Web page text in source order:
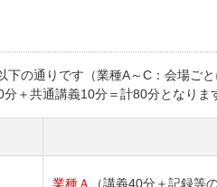
下の通りです（業種A～C：会場ご
＋共通講義10分＝計80分となり
業種Ａ
（講義40分＋記録等